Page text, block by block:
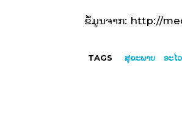
ຂໍ້ມູນຈາກ: http://
TAGS ສຸຂະພາບ ອະ​ໄ